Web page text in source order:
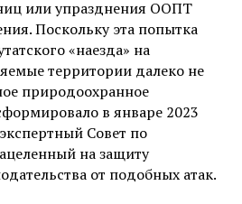
или упразднения ООПТ
Поскольку эта попытка
«наезда» на
территории далеко не
природоохранное
в январе 2023
Совет по
на защиту
от подобных атак.